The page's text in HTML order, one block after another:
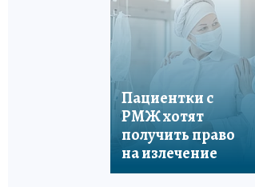
Пациентки с
РМЖ хотят
получить право
на излечение